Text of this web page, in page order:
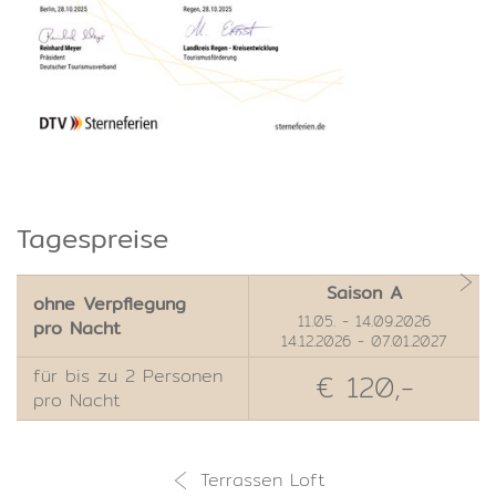
Tagespreise
ohne Verpflegung
pro Nacht
Saison A
11.05. - 14.09.2026
14.12.2026 - 07.01.2027
für bis zu 2 Personen
pro Nacht
€ 120,-
Terrassen Loft